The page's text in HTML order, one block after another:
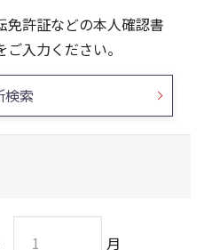
免許証などの本人確認書
入力ください。
検索
月